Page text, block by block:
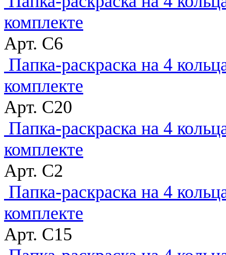
комплекте
Арт. C6
Папка-раскраска на 4
комплекте
Арт. C20
Папка-раскраска на 4
комплекте
Арт. C2
Папка-раскраска на 4
комплекте
Арт. C15